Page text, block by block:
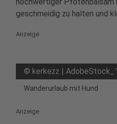
geschmeidig zu halten und
Anzeige
© kerkezz |
Wanderurlaub mit Hund
Anzeige